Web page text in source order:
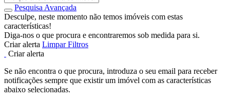
Pesquisa Avançada
Desculpe, neste momento não temos imóveis com estas
características!
Diga-nos o que procura e encontraremos sob medida para si.
Criar alerta Limpar Filtros
Criar alerta
Se não encontra o que procura, introduza o seu email para receber
notificações sempre que existir um imóvel com as características
abaixo selecionadas.